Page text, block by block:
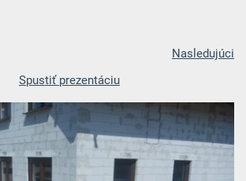
Nasledujúci
Spustiť prezentáciu